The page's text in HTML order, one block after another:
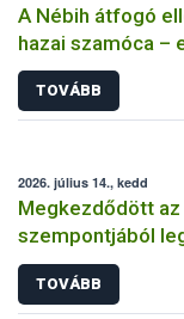
A Nébih átfogó
hazai szamóca –
indokolatlan
TOVÁBB
2026. július 14., kedd
Megkezdődött
szempontjából
TOVÁBB